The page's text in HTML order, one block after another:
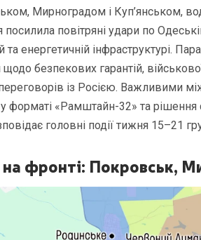
Мирноградом і Куп’янськом,
посилила повітряні удари по
та енергетичній інфраструктурі.
безпекових гарантій,
із Росією. Важливими
у форматі «Рамштайн-32» та
головні події тижня 15–21
на фронті: Покровськ,